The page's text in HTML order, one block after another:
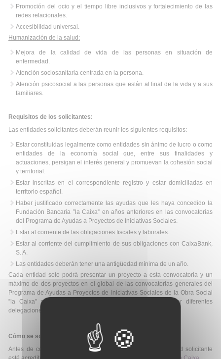
Promoción del ocio y el tiempo libre inclusivos y fortalecimiento de las
redes relacionales.
Accesibilidad universal.
Humanización de la salud:
Mejora de la calidad de vida de las personas en situación de
enfermedad.
Atención sociosanitaria centrada en la persona.
Atención psicosocial a las personas que están al final de la vida y a sus
familiares.
Requisitos de los solicitantes:
Las entidades solicitantes deberán reunir los siguientes requisitos:
Estar constituidas legalmente como entidades sin ánimo de lucro o como
entidades de la economía social que, entre sus finalidades y
actuaciones, persigan el interés general y promuevan la cohesión social
y territorial.
Estar inscritas en el correspondiente registro y estar domiciliadas en
territorio español.
Haber justificado correctamente las ayudas que les haya concedido la
Fundación Bancaria ”la Caixa” en años anteriores en las convocatorias
del Programa de Ayudas a Proyectos de Iniciativas Sociales.
Estar al corriente de las obligaciones fiscales y laborales.
Estar al corriente del cumplimiento de sus obligaciones con CaixaBank,
S. A.
Las entidades deberán tener una antigüedad mínima de un año.
Cada entidad solo podrá presentar un proyecto a esta convocatoria y un
máximo de dos proyectos en el global de las convocatorias generales del
Programa de Ayudas a Proyectos de Iniciativas Sociales de la Obra Social
”la Caixa” para el año 2019, aunque se podrán presentar diferentes
delegaciones de una misma entidad.
Cómo se solicita:
Antes de comenzar la solicitud será necesario que la entidad solicitante